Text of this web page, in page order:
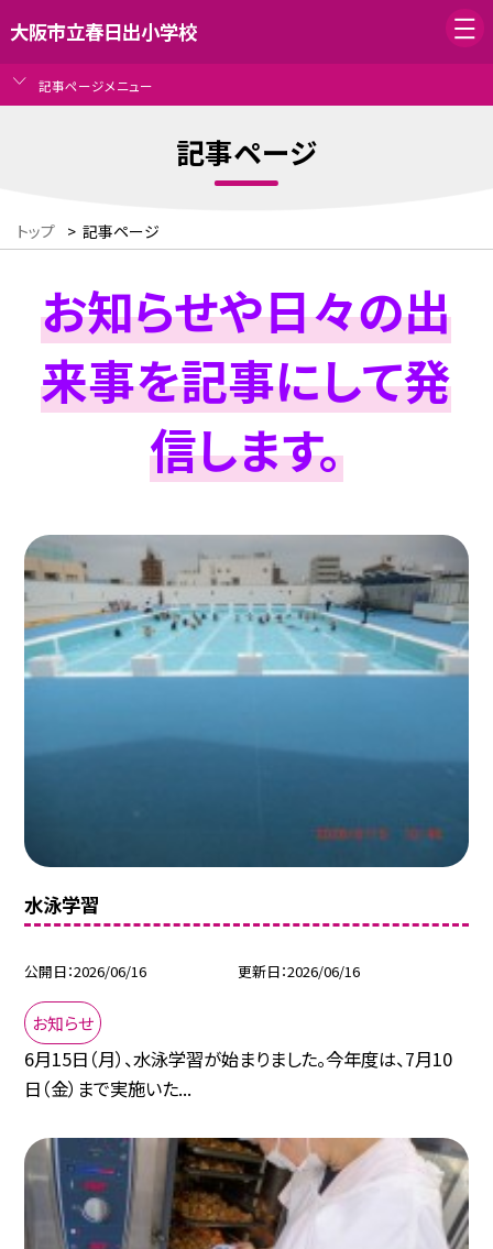
大阪市立春日出小学校
記事ページメニュー
記事ページ
トップ > 記事ページ
お知らせや日々の出
来事を記事にして発
信します。
水泳学習
公開日 2026/06/16 更新日 2026/06/16
お知らせ
6月15日（月）、水泳学習が始まりました。今年度は、7月10
日（金）まで実施いた...